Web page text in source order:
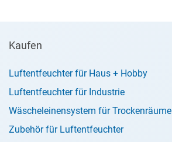
Kaufen
Luftentfeuchter für Haus + Hobby
Luftentfeuchter für Industrie
Wäscheleinensystem für Trockenräume
Zubehör für Luftentfeuchter